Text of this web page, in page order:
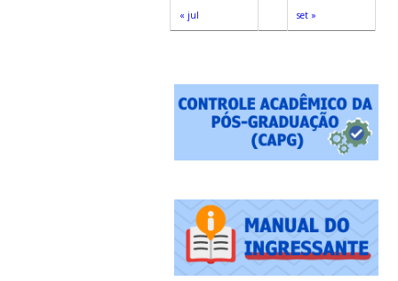
« jul set »